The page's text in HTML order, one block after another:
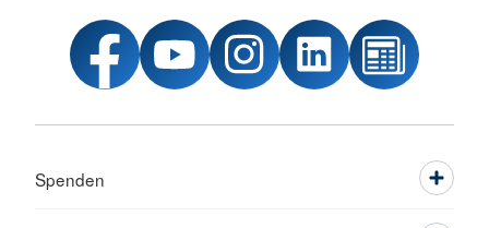
Spenden